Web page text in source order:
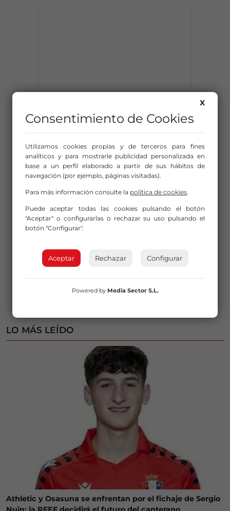
LO MÁS LEÍDO
Athletic y Osasuna se enfrentan por el fichaje de Sergio
X
Consentimiento de Cookies
Utilizamos cookies propias y de terceros para fines
analíticos y para mostrarle publicidad personalizada en
base a un perfil elaborado a partir de sus hábitos de
navegación (por ejemplo, páginas visitadas).
Para más información consulte la política de cookies.
Puede aceptar todas las cookies pulsando el botón
"Aceptar" o configurarlas o rechazar su uso pulsando el
botón "Configurar".
Aceptar Rechazar Configurar
Powered by Media Sector S.L.